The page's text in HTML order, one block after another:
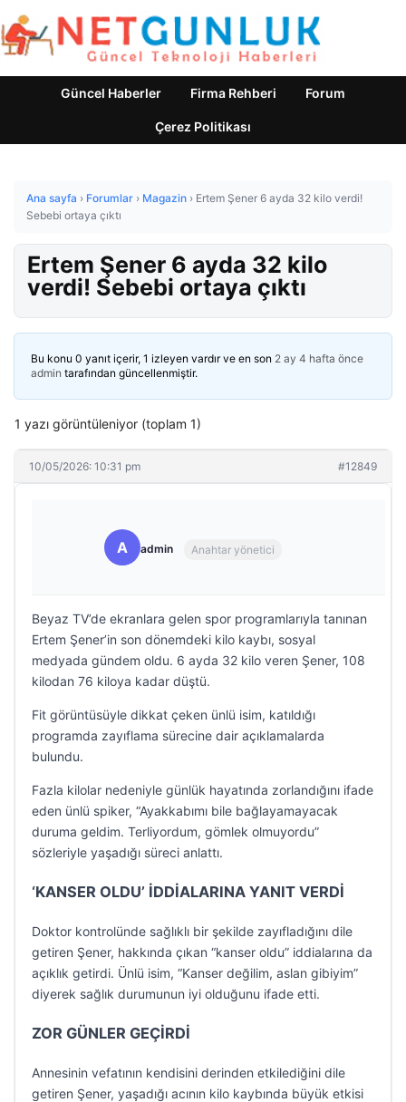
Güncel Haberler Firma Rehberi Forum
Çerez Politikası
Ana sayfa › Forumlar › Magazin › Ertem Şener 6 ayda 32 kilo verdi!
Sebebi ortaya çıktı
Ertem Şener 6 ayda 32 kilo
verdi! Sebebi ortaya çıktı
Bu konu 0 yanıt içerir, 1 izleyen vardır ve en son 2 ay 4 hafta önce
admin tarafından güncellenmiştir.
1 yazı görüntüleniyor (toplam 1)
10/05/2026: 10:31 pm #12849
A admin Anahtar yönetici
Beyaz TV’de ekranlara gelen spor programlarıyla tanınan
Ertem Şener’in son dönemdeki kilo kaybı, sosyal
medyada gündem oldu. 6 ayda 32 kilo veren Şener, 108
kilodan 76 kiloya kadar düştü.
Fit görüntüsüyle dikkat çeken ünlü isim, katıldığı
programda zayıflama sürecine dair açıklamalarda
bulundu.
Fazla kilolar nedeniyle günlük hayatında zorlandığını ifade
eden ünlü spiker, “Ayakkabımı bile bağlayamayacak
duruma geldim. Terliyordum, gömlek olmuyordu”
sözleriyle yaşadığı süreci anlattı.
‘KANSER OLDU’ İDDİALARINA YANIT VERDİ
Doktor kontrolünde sağlıklı bir şekilde zayıfladığını dile
getiren Şener, hakkında çıkan “kanser oldu” iddialarına da
açıklık getirdi. Ünlü isim, “Kanser değilim, aslan gibiyim”
diyerek sağlık durumunun iyi olduğunu ifade etti.
ZOR GÜNLER GEÇİRDİ
Annesinin vefatının kendisini derinden etkilediğini dile
getiren Şener, yaşadığı acının kilo kaybında büyük etkisi